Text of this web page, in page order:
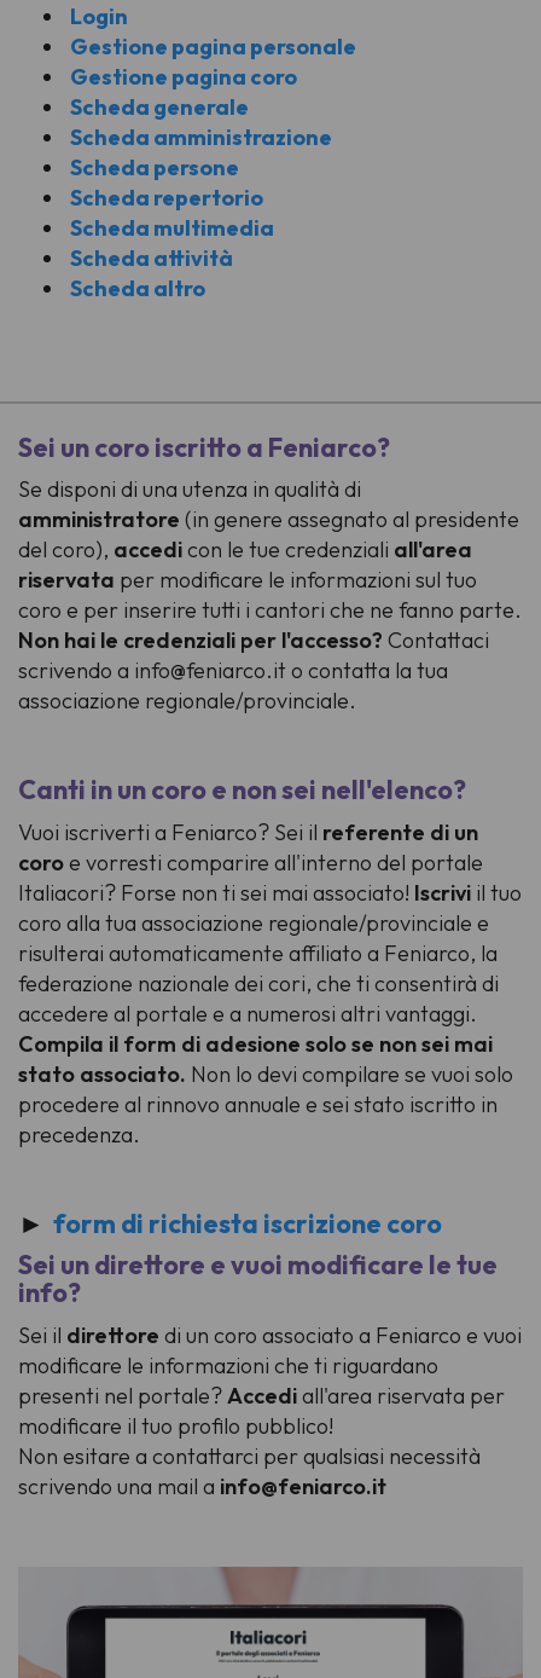
Login
Gestione pagina personale
Gestione pagina coro
Scheda generale
Scheda amministrazione
Scheda persone
Scheda repertorio
Scheda multimedia
Scheda attività
Scheda altro
Sei un coro iscritto a Feniarco?
Se disponi di una utenza in qualità di
amministratore (in genere assegnato al presidente
del coro), accedicon le tue credenziali all'area
riservata per modificare le informazioni sul tuo
coro e per inserire tutti i cantori che ne fanno parte.
Non hai le credenziali per l'accesso? Contattaci
scrivendo a info@feniarco.it o contatta la tua
associazione regionale/provinciale.
Canti in un coro e non sei nell'elenco?
Vuoi iscriverti a Feniarco? Sei il referente di un
coroe vorresti comparire all'interno del portale
Italiacori? Forse non ti sei mai associato! Iscrivi il tuo
coro alla tua associazione regionale/provinciale e
risulterai automaticamente affiliato a Feniarco, la
federazione nazionale dei cori, che ti consentirà di
accedere al portale e a numerosi altri vantaggi.
Compila il form di adesione solo se non sei mai
stato associato. Non lo devi compilare se vuoi solo
procedere al rinnovo annuale e sei stato iscritto in
precedenza.
► form di richiesta iscrizione coro
Sei un direttore e vuoi modificare le tue
info?
Sei il direttore di un coro associato a Feniarco e vuoi
modificare le informazioni che ti riguardano
presenti nel portale?Accediall'area riservata per
modificare il tuo profilo pubblico!
Non esitare a contattarci per qualsiasi necessità
scrivendo una mail a info@feniarco.it